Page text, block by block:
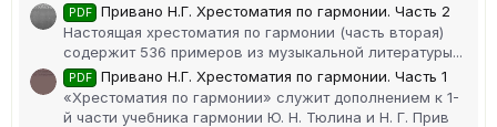
PDF
Привано Н.Г. Хрестоматия по гармонии. Часть 2
Настоящая хрестоматия по гармонии (часть вторая)
содержит 536 примеров из музыкальной литературы...
PDF
Привано Н.Г. Хрестоматия по гармонии. Часть 1
«Хрестоматия по гармонии» служит дополнением к 1-
й части учебника гармонии Ю. Н. Тюлина и Н. Г. Прив